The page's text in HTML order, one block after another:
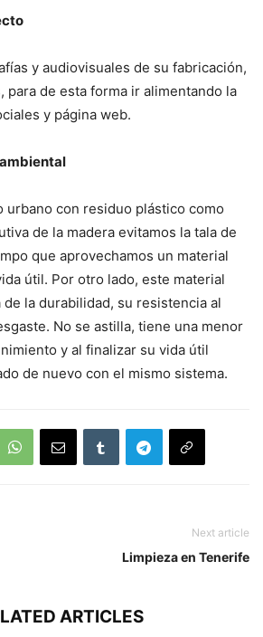
y audiovisuales de su fabricación,
para de esta forma ir alimentando la
y página web.
urbano con residuo plástico como
de la madera evitamos la tala de
que aprovechamos un material
útil. Por otro lado, este material
la durabilidad, su resistencia al
No se astilla, tiene una menor
y al finalizar su vida útil
de nuevo con el mismo sistema.
Next article
Limpieza en Tenerife
ARTICLES